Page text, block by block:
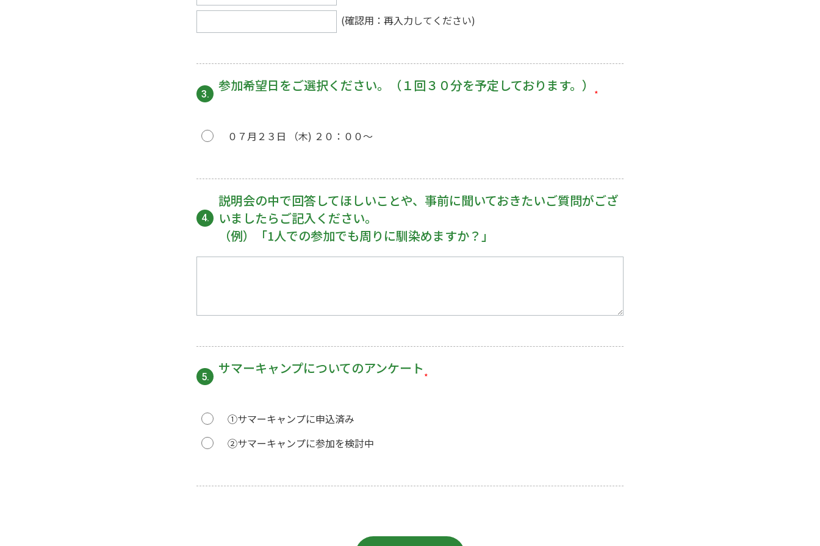
(確認用：再入力してください)
3. 参加希望日をご選択ください。（１回３０分を予定しております。） *
０７月２３日 （木) ２０：００～
4.
説明会の中で回答してほしいことや、事前に聞いておきたいご質問がござ
いましたらご記入ください。
（例）「1人での参加でも周りに馴染めますか？」
5. サマーキャンプについてのアンケート *
①サマーキャンプに申込済み
②サマーキャンプに参加を検討中